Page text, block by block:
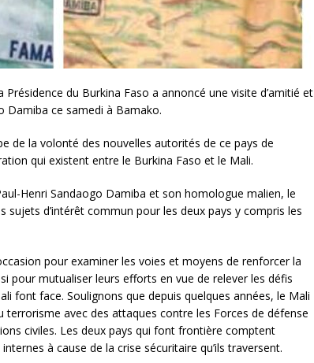
du Burkina Faso a annoncé une visite d’amitié et
Damiba ce samedi à Bamako.
de la volonté des nouvelles autorités de ce pays de
qui existent entre le Burkina Faso et le Mali.
Henri Sandaogo Damiba et son homologue malien, le
sujets d’intérêt commun pour les deux pays y compris les
pour examiner les voies et moyens de renforcer la
pour mutualiser leurs efforts en vue de relever les défis
font face. Soulignons que depuis quelques années, le Mali
avec des attaques contre les Forces de défense
civiles. Les deux pays qui font frontière comptent
à cause de la crise sécuritaire qu’ils traversent.